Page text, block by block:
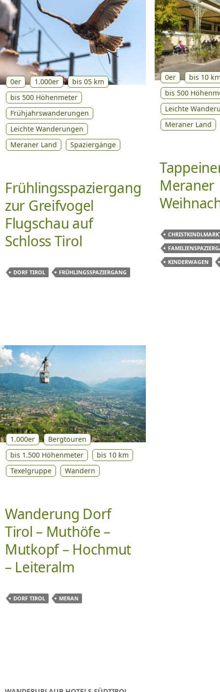
0er 1.000er
bis 05 km
bis 500 Höhenmeter
Frühjahrswanderungen
Leichte Wanderungen
Meraner Land
Spaziergänge
Frühlingsspaziergang
zur Greifvogel
Flugschau auf
Schloss Tirol
DORF TIROL FRÜHLINGSSPAZIERGANG
0er
bis 10
bis 500
Leichte
Meraner Land
Meraner
KINDERWAGEN
1.000er
Bergtouren
bis 1.500 Höhenmeter
bis 10 km
Texelgruppe
Wandern
Wanderung Dorf
Tirol – Muthöfe –
Mutkopf – Hochmut
– Leiteralm
DORF TIROL MERAN